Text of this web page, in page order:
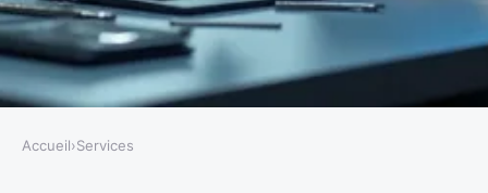
Accueil›Services